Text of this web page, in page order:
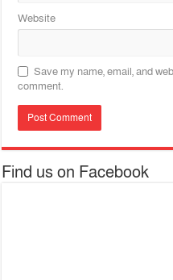
Website
Save my name, email, and
comment.
Find us on Facebook